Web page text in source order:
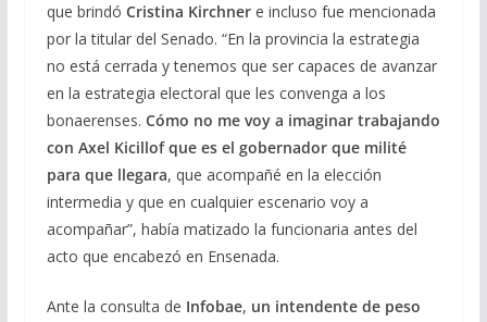
que brindó Cristina Kirchnere incluso fue mencionada
por la titular del Senado. “En la provincia la estrategia
no está cerrada y tenemos que ser capaces de avanzar
en la estrategia electoral que les convenga a los
bonaerenses. Cómo no me voy a imaginar trabajando
con Axel Kicillof que es el gobernador que milité
para que llegara, que acompañé en la elección
intermedia y que en cualquier escenario voy a
acompañar”, había matizado la funcionaria antes del
acto que encabezó en Ensenada.
Ante la consulta de Infobae, un intendente de peso